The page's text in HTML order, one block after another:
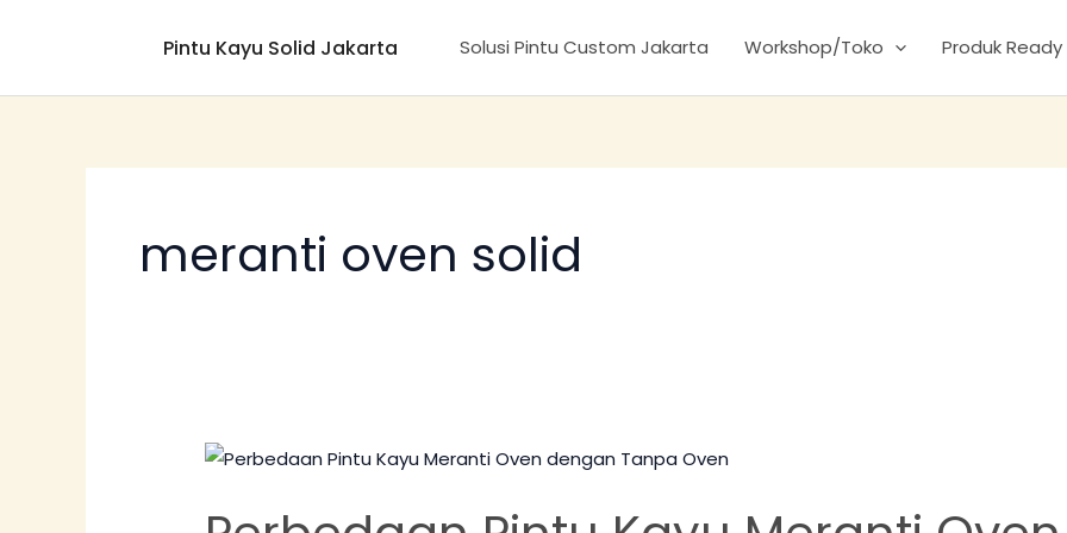
Pintu Kayu Solid Jakarta Solusi Pintu Custom Jakarta Workshop/Toko Produk Ready
meranti oven solid
Perbedaan
Kayu